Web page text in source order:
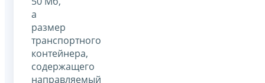
а
размер
транспортного
контейнера,
содержащего
направляемый